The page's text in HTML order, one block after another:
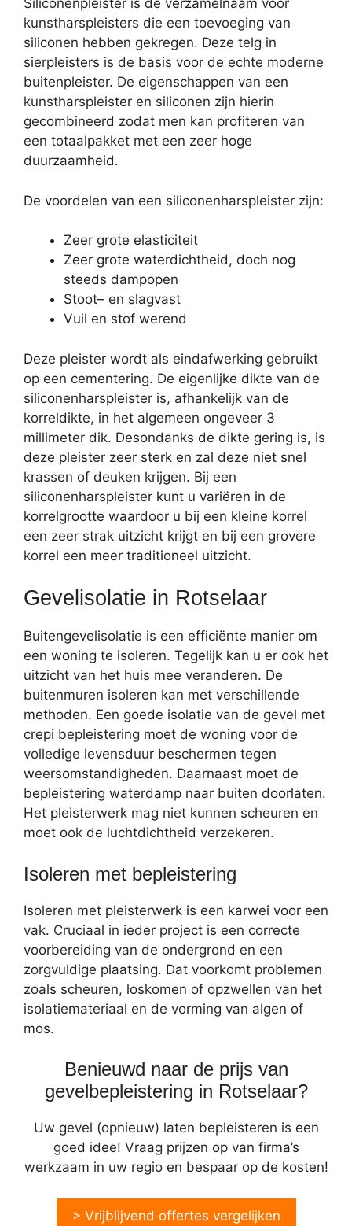
Siliconenpleister is de verzamelnaam voor
kunstharspleisters die een toevoeging van
siliconen hebben gekregen. Deze telg in
sierpleisters is de basis voor de echte moderne
buitenpleister. De eigenschappen van een
kunstharspleister en siliconen zijn hierin
gecombineerd zodat men kan profiteren van
een totaalpakket met een zeer hoge
duurzaamheid.
De voordelen van een siliconenharspleister zijn:
Zeer grote elasticiteit
Zeer grote waterdichtheid, doch nog
steeds dampopen
Stoot– en slagvast
Vuil en stof werend
Deze pleister wordt als eindafwerking gebruikt
op een cementering. De eigenlijke dikte van de
siliconenharspleister is, afhankelijk van de
korreldikte, in het algemeen ongeveer 3
millimeter dik. Desondanks de dikte gering is, is
deze pleister zeer sterk en zal deze niet snel
krassen of deuken krijgen. Bij een
siliconenharspleister kunt u variëren in de
korrelgrootte waardoor u bij een kleine korrel
een zeer strak uitzicht krijgt en bij een grovere
korrel een meer traditioneel uitzicht.
Gevelisolatie in Rotselaar
Buitengevelisolatie is een efficiënte manier om
een woning te isoleren. Tegelijk kan u er ook het
uitzicht van het huis mee veranderen. De
buitenmuren isoleren kan met verschillende
methoden. Een goede isolatie van de gevel met
crepi bepleistering moet de woning voor de
volledige levensduur beschermen tegen
weersomstandigheden. Daarnaast moet de
bepleistering waterdamp naar buiten doorlaten.
Het pleisterwerk mag niet kunnen scheuren en
moet ook de luchtdichtheid verzekeren.
Isoleren met bepleistering
Isoleren met pleisterwerk is een karwei voor een
vak. Cruciaal in ieder project is een correcte
voorbereiding van de ondergrond en een
zorgvuldige plaatsing. Dat voorkomt problemen
zoals scheuren, loskomen of opzwellen van het
isolatiemateriaal en de vorming van algen of
mos.
Benieuwd naar de prijs van
gevelbepleistering in Rotselaar?
Uw gevel (opnieuw) laten bepleisteren is een
goed idee! Vraag prijzen op van firma’s
werkzaam in uw regio en bespaar op de kosten!
> Vrijblijvend offertes vergelijken